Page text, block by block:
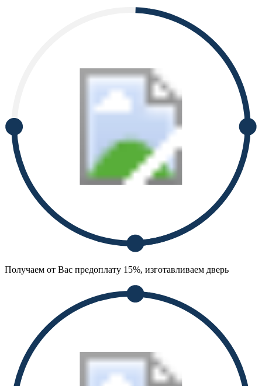
Получаем от Вас предоплату 15%, изготавливаем дверь